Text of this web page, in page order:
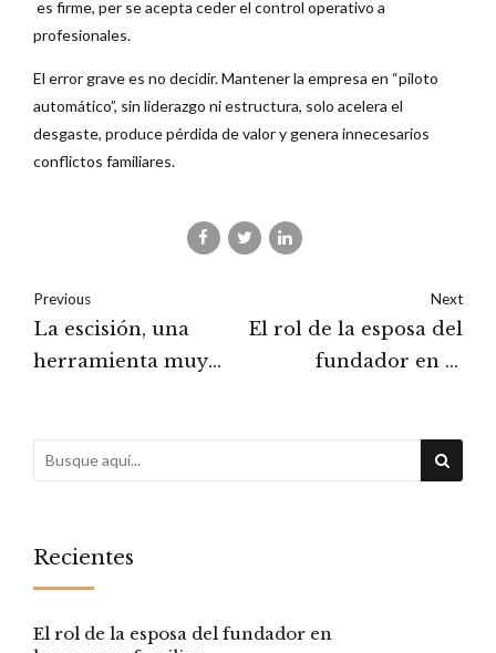
es firme, per se acepta ceder el control operativo a
profesionales.
El error grave es no decidir. Mantener la empresa en “piloto
automático”, sin liderazgo ni estructura, solo acelera el
desgaste, produce pérdida de valor y genera innecesarios
conflictos familiares.
Previous
La escisión, una
herramienta muy
Next
El rol de la esposa del
fundador en la
Recientes
El rol de la esposa del fundador en